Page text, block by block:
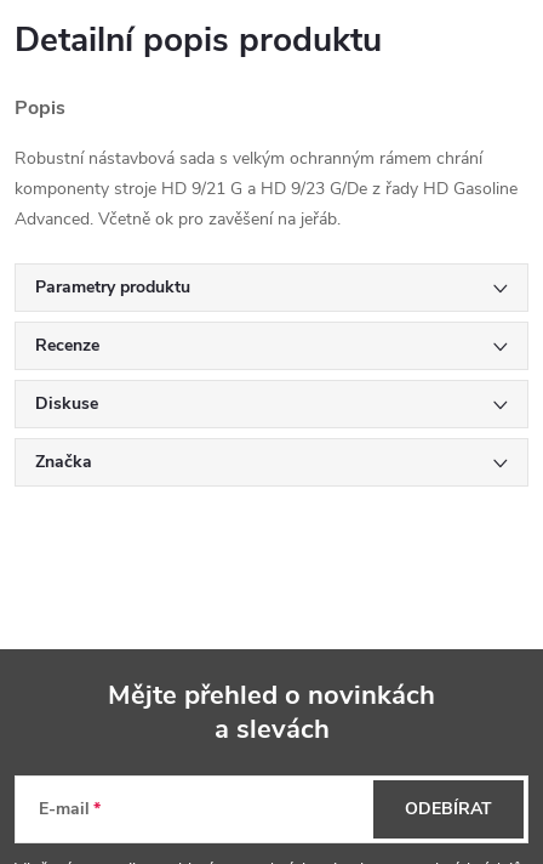
Detailní popis produktu
Popis
Robustní nástavbová sada s velkým ochranným rámem chrání
komponenty stroje HD 9/21 G a HD 9/23 G/De z řady HD Gasoline
Advanced. Včetně ok pro zavěšení na jeřáb.
Parametry produktu
Recenze
Diskuse
Značka
Mějte přehled o novinkách
a slevách
E-mail ODEBÍRAT